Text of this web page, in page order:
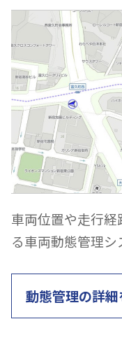
車両位置や走行
る車両動態管理シ
動態管理の詳細